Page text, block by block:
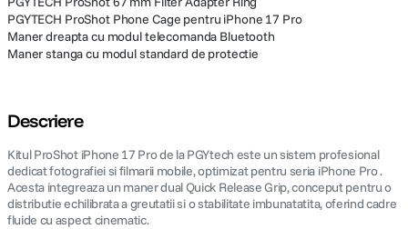
PGYTECH ProShot Phone Cage pentru iPhone 17 Pro
Maner dreapta cu modul telecomanda Bluetooth
Maner stanga cu modul standard de protectie
Descriere
Kitul ProShot iPhone 17 Pro de la PGYtech este un sistem profesional
dedicat fotografiei si filmarii mobile, optimizat pentru seria iPhone Pro .
Acesta integreaza un maner dual Quick Release Grip, conceput pentru o
distributie echilibrata a greutatii si o stabilitate imbunatatita, oferind cadre
fluide cu aspect cinematic.